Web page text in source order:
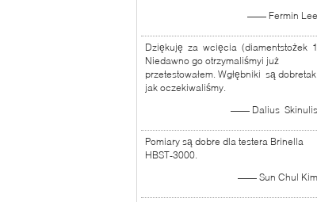
—— Fermin Lee
Dziękuję za wcięcia (diamentstożek
Niedawno go otrzymaliśmyi już
przetestowałem. Wgłębniki są dobretak
jak oczekiwaliśmy.
—— Dalius Skinulis
Pomiary są dobre dla testera Brinella
HBST-3000.
—— Sun Chul Kim